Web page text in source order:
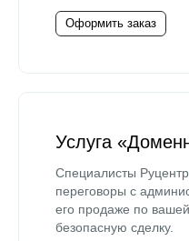
Оформить заказ
Услуга
Специалисты
переговоры с
его продаже по
безопасную сделку.